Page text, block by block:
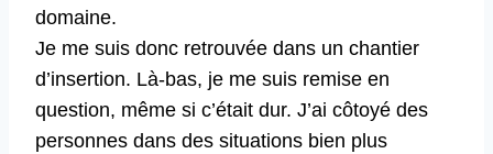
domaine.
Je me suis donc retrouvée dans un chantier
d’insertion. Là-bas, je me suis remise en
question, même si c’était dur. J’ai côtoyé des
personnes dans des situations bien plus